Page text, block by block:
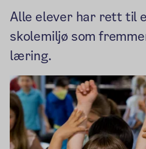
Alle elever har rett til
skolemiljø som
læring.